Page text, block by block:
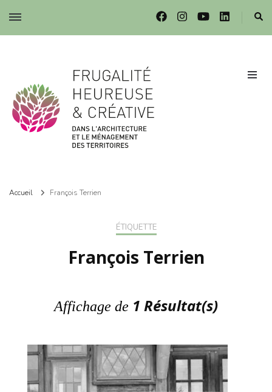
Frugalité dans l'architecture et le ménagement des territoires
Accueil François Terrien
ÉTIQUETTE
François Terrien
Affichage de 1 Résultat(s)